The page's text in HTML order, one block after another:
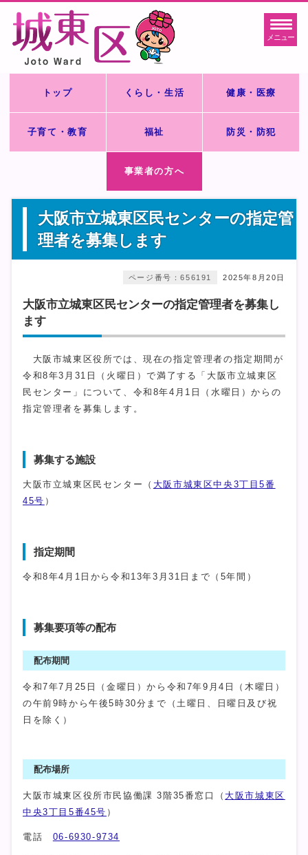
メニュー
トップ くらし・生活 健康・医療
子育て・教育 福祉 防災・防犯
事業者の方へ
大阪市立城東区民センターの指定管
理者を募集します
2025年8月20日
ページ番号：656191
大阪市立城東区民センターの指定管理者を募集し
ます
大阪市城東区役所では、現在の指定管理者の指定期間が
令和8年3月31日（火曜日）で満了する「大阪市立城東区
民センター」について、令和8年4月1日（水曜日）からの
指定管理者を募集します。
募集する施設
大阪市立城東区民センター（ 大阪市城東区中央3丁目5番
45号 ）
指定期間
令和8年4月1日から令和13年3月31日まで（5年間）
募集要項等の配布
配布期間
令和7年7月25日（金曜日）から令和7年9月4日（木曜日）
の午前9時から午後5時30分まで（土曜日、日曜日及び祝
日を除く）
配布場所
大阪市城東区役所市民協働課 3階35番窓口（ 大阪市城東区
中央3丁目5番45号 ）
電話 06-6930-9734